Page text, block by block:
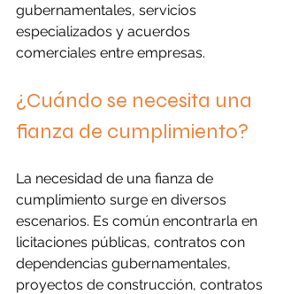
gubernamentales, servicios
especializados y acuerdos
comerciales entre empresas.
¿Cuándo se necesita una
fianza de cumplimiento?
La necesidad de una fianza de
cumplimiento surge en diversos
escenarios. Es común encontrarla en
licitaciones públicas, contratos con
dependencias gubernamentales,
proyectos de construcción, contratos